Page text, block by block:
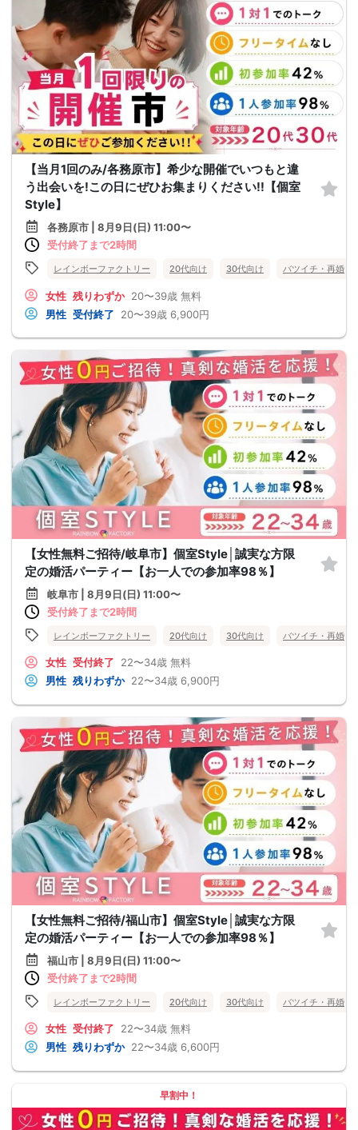
【当月1回のみ/各務原市】希少な開催でいつもと違
う出会いを!この日にぜひお集まりください!!【個室
Style】
各務原市 | 8月9日(日) 11:00〜
受付終了まで2時間
レインボーファクトリー 20代向け 30代向け バツイチ・再婚
女性 残りわずか 20〜39歳 無料
男性 受付終了 20〜39歳 6,900円
【女性無料ご招待/岐阜市】個室Style│誠実な方限
定の婚活パーティー【お一人での参加率98％】
岐阜市 | 8月9日(日) 11:00〜
受付終了まで2時間
レインボーファクトリー 20代向け 30代向け バツイチ・再婚
女性 受付終了 22〜34歳 無料
男性 残りわずか 22〜34歳 6,900円
【女性無料ご招待/福山市】個室Style│誠実な方限
定の婚活パーティー【お一人での参加率98％】
福山市 | 8月9日(日) 11:00〜
受付終了まで2時間
レインボーファクトリー 20代向け 30代向け バツイチ・再婚
女性 受付終了 22〜34歳 無料
男性 残りわずか 22〜34歳 6,600円
早割中！